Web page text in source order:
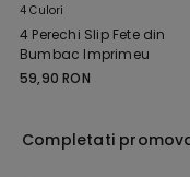
4 Culori
4 Perechi Slip Fete din
Bumbac Imprimeu
59,90 RON
Completati